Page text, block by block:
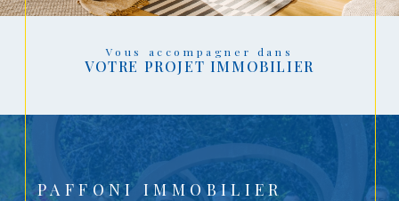
Vous accompagner dans
VOTRE PROJET IMMOBILIER
PAFFONI IMMOBILIER